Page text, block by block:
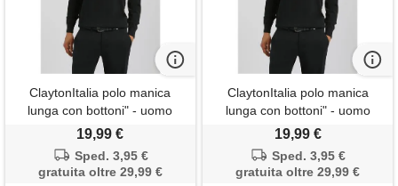
ClaytonItalia polo manica
lunga con bottoni" - uomo
19,99 €
Sped. 3,95 €
gratuita oltre 29,99 €
ClaytonItalia polo manica
lunga con bottoni" - uomo
19,99 €
Sped. 3,95 €
gratuita oltre 29,99 €